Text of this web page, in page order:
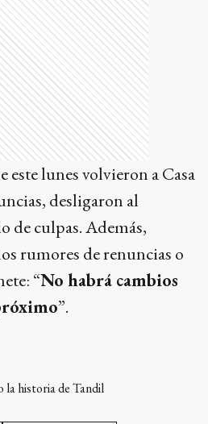
lunes volvieron a Casa
desligaron al
de culpas. Además,
rumores de renuncias o
“No habrá cambios
”.
la historia de Tandil